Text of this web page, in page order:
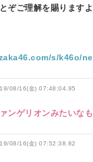
ぞご理解を賜ります
s/k46o/
08/16(金) 07:48:04.95
ンゲリオンみたいな
08/16(金) 07:52:38.82